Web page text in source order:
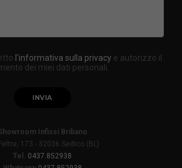
l'informativa sulla privacy e autorizzo il
dei miei dati personali.
Infissi Bribano
173 - 32036 Sedico (BL)
Tel. 0437.852938